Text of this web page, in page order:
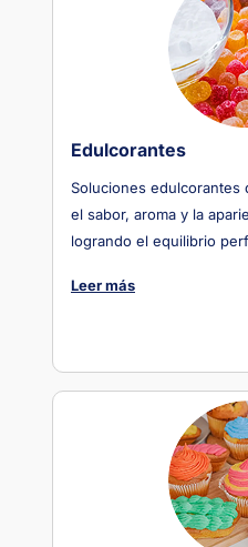
Edulcorantes
Soluciones edulcorantes
el sabor, aroma y la
logrando el equilibrio
Leer más